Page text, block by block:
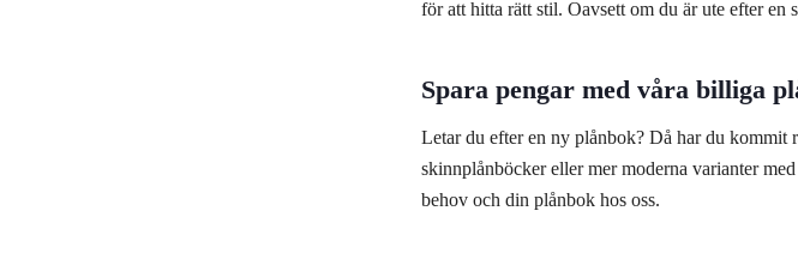
för att hitta rätt stil. Oavsett om du är ute efter en
Spara pengar med våra billiga
Letar du efter en ny plånbok? Då har du
skinnplånböcker eller mer moderna varianter
behov och din plånbok hos oss.